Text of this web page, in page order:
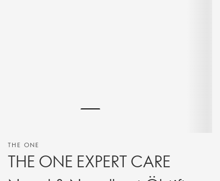
THE ONE
THE ONE EXPERT CARE